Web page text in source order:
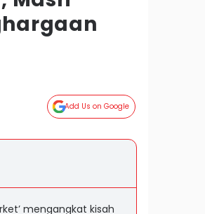
Add Us on Google
mengangkat kisah